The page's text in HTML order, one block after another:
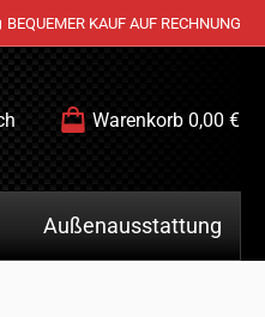
BEQUEMER KAUF AUF RECHNUNG
Warenkorb 0,00 €
Außenausstattung